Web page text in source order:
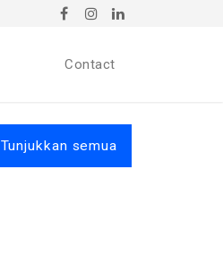
Contact
Tunjukkan semua